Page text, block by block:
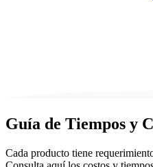
Guía de Tiempos y
Cada producto tiene